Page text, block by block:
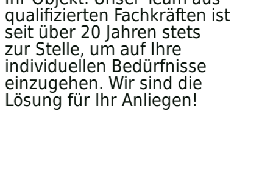
qualifizierten Fachkräften ist
seit über 20 Jahren stets
zur Stelle, um auf Ihre
individuellen Bedürfnisse
einzugehen. Wir sind die
Lösung für Ihr Anliegen!